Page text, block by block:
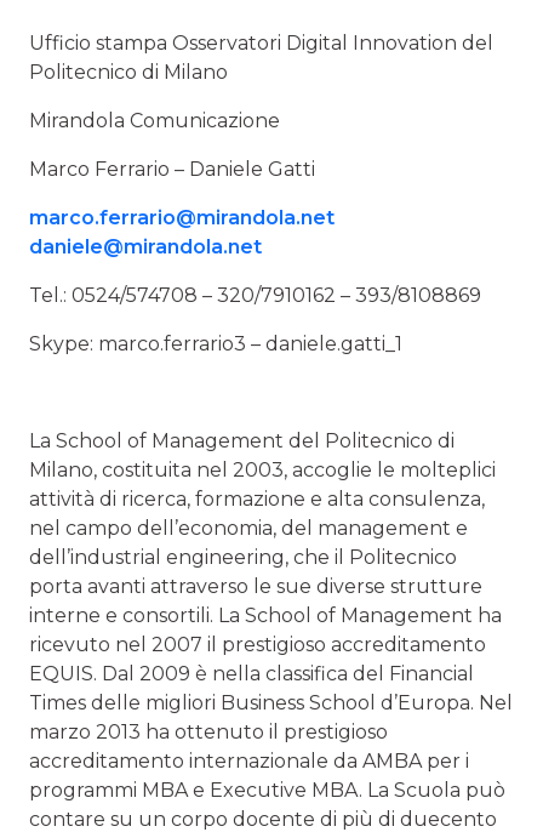
Ufficio stampa Osservatori Digital Innovation del
Politecnico di Milano
Mirandola Comunicazione
Marco Ferrario – Daniele Gatti
marco.ferrario@mirandola.net
daniele@mirandola.net
Tel.: 0524/574708 – 320/7910162 – 393/8108869
Skype: marco.ferrario3 – daniele.gatti_1
La School of Management del Politecnico di
Milano, costituita nel 2003, accoglie le molteplici
attività di ricerca, formazione e alta consulenza,
nel campo dell’economia, del management e
dell’industrial engineering, che il Politecnico
porta avanti attraverso le sue diverse strutture
interne e consortili. La School of Management ha
ricevuto nel 2007 il prestigioso accreditamento
EQUIS. Dal 2009 è nella classifica del Financial
Times delle migliori Business School d’Europa. Nel
marzo 2013 ha ottenuto il prestigioso
accreditamento internazionale da AMBA per i
programmi MBA e Executive MBA. La Scuola può
contare su un corpo docente di più di duecento